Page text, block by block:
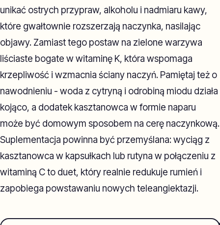
unikać ostrych przypraw, alkoholu i nadmiaru kawy,
które gwałtownie rozszerzają naczynka, nasilając
objawy. Zamiast tego postaw na zielone warzywa
liściaste bogate w witaminę K, która wspomaga
krzepliwość i wzmacnia ściany naczyń. Pamiętaj też o
nawodnieniu - woda z cytryną i odrobiną miodu działa
kojąco, a dodatek kasztanowca w formie naparu
może być domowym sposobem na cerę naczynkową.
Suplementacja powinna być przemyślana: wyciąg z
kasztanowca w kapsułkach lub rutyna w połączeniu z
witaminą C to duet, który realnie redukuje rumień i
zapobiega powstawaniu nowych teleangiektazji.